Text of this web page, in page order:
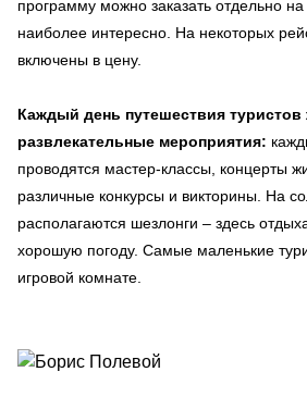
программу можно заказать отдельно
наиболее интересно. На некоторых
включены в цену.
Каждый день путешествия туристов
развлекательные мероприятия:
проводятся мастер-классы, концерты
различные конкурсы и викторины. На
располагаются шезлонги – здесь
хорошую погоду. Самые маленькие
игровой комнате.